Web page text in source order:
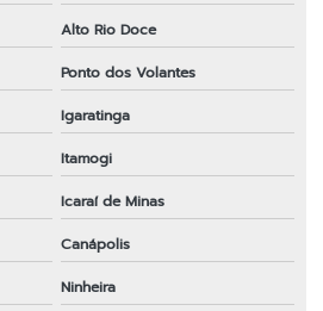
Alto Rio Doce
Ponto dos Volantes
Igaratinga
Itamogi
Icaraí de Minas
Canápolis
Ninheira